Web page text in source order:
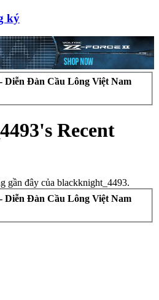
ký
Đàn Cầu Lông Việt Nam
Recent
gần đây của blackknight_4493.
Đàn Cầu Lông Việt Nam